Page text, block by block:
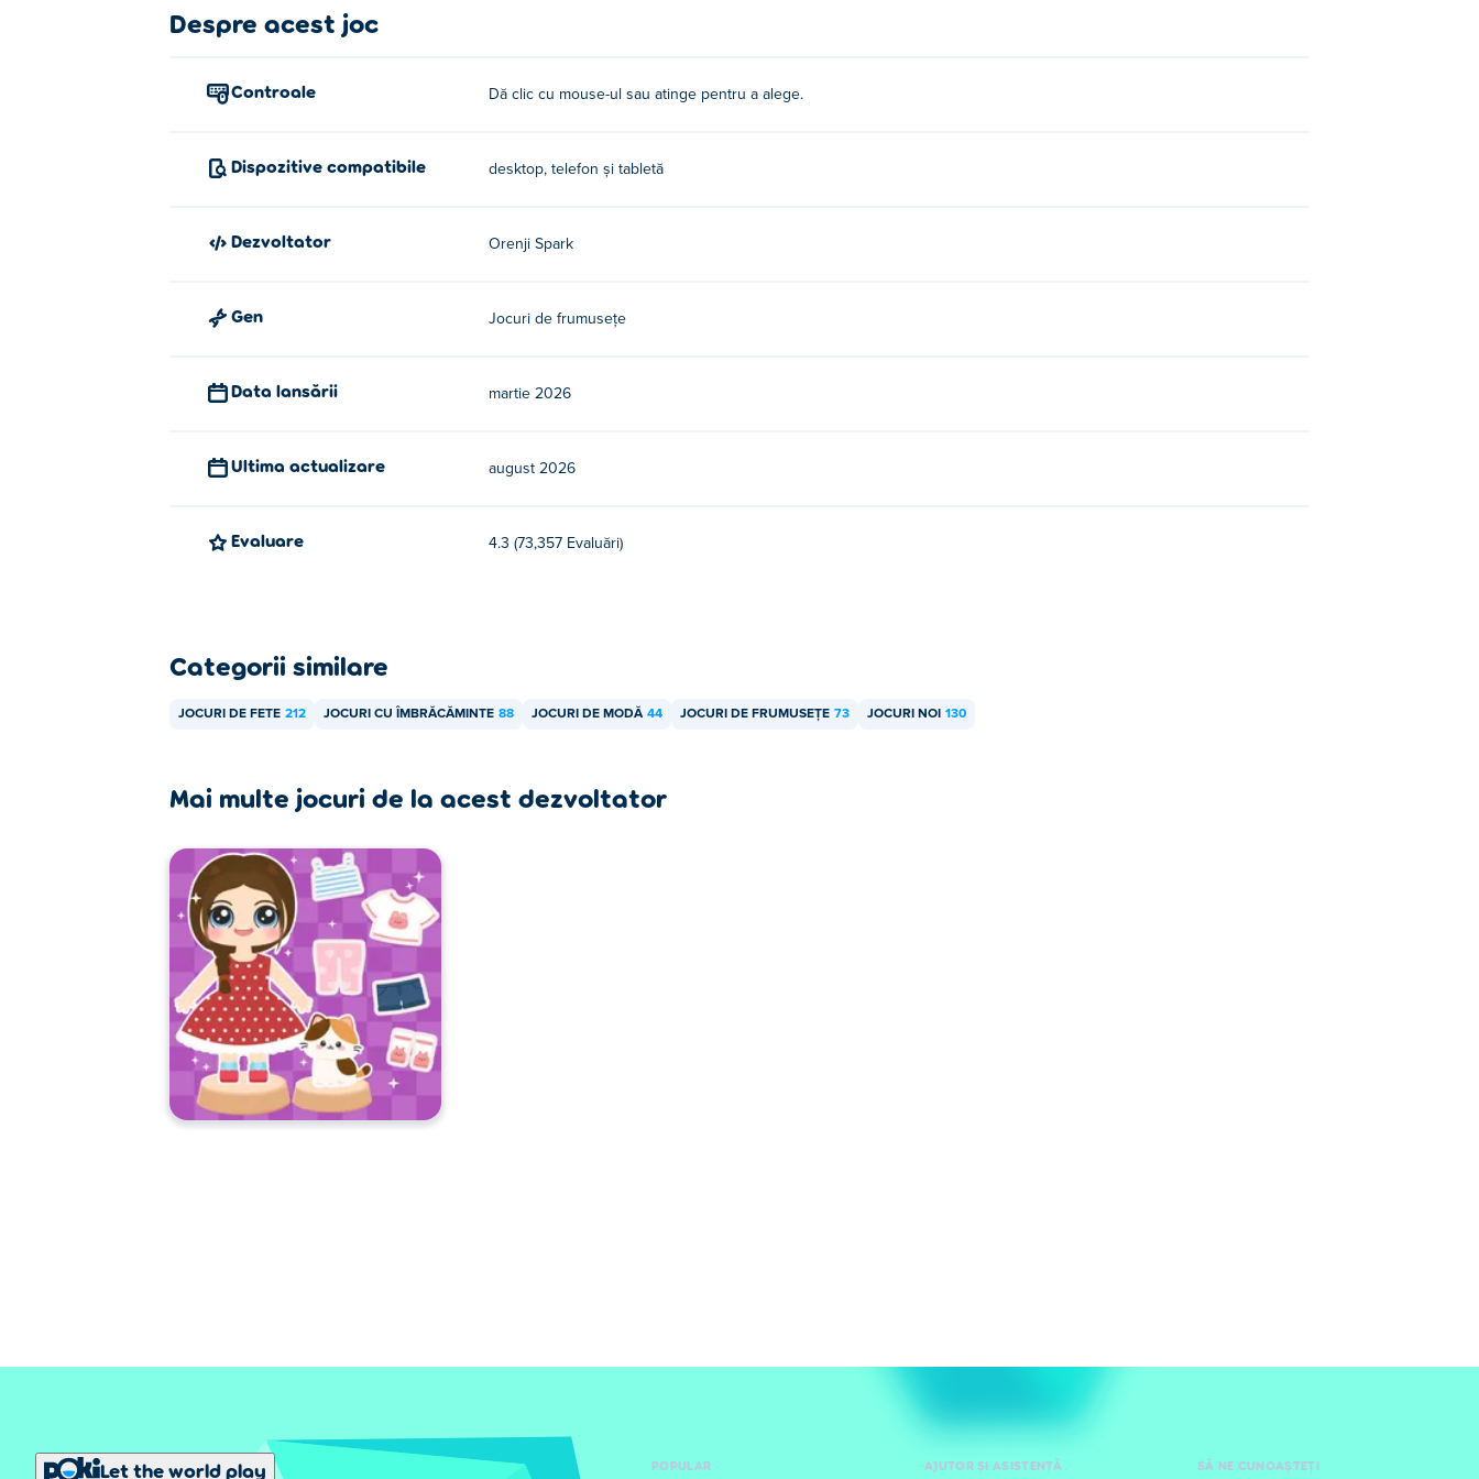
Cine a creat studioul de modă al lui Jane?
Poți juca Jane's Fashion Studio gratuit pe Poki.
Jane's Fashion Studio poate fi jucat pe computer și pe dispozitive mobile precum telefoane și tablete.
Despre acest joc
Controale Dă clic cu mouse-ul sau atinge pentru a alege.
Dispozitive compatibile desktop, telefon și tabletă
Dezvoltator Orenji Spark
Gen Jocuri de frumusețe
Data lansării martie 2026
Ultima actualizare august 2026
Evaluare 4.3 (73,357 Evaluări)
Categorii similare
JOCURI DE FETE 212 JOCURI CU ÎMBRĂCĂMINTE 88 JOCURI DE MODĂ 44 JOCURI DE FRUMUSEȚE 73 JOCURI NOI 130
Mai multe jocuri de la acest dezvoltator
Let the world play POPULAR AJUTOR ȘI ASISTENȚĂ SĂ NE CUNOAȘTEȚI